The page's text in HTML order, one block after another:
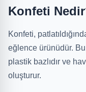
Konfeti
Konfeti,
eğlence ürünüdür.
plastik bazlıdır ve
oluşturur.